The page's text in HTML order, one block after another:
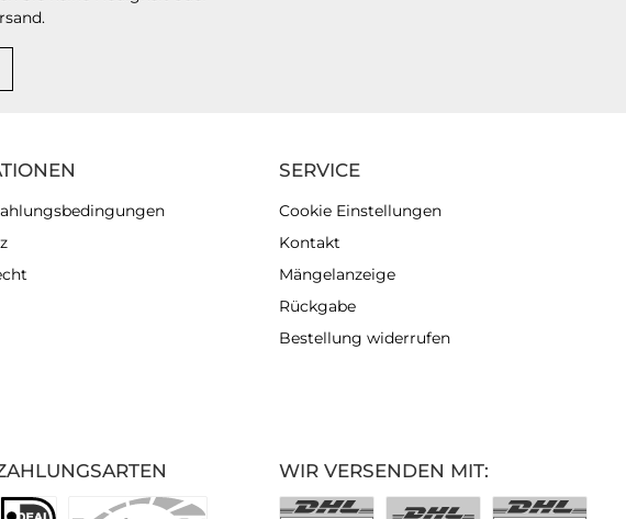
SERVICE
Cookie Einstellungen
Kontakt
Mängelanzeige
Rückgabe
Bestellung widerrufen
WIR VERSENDEN MIT: